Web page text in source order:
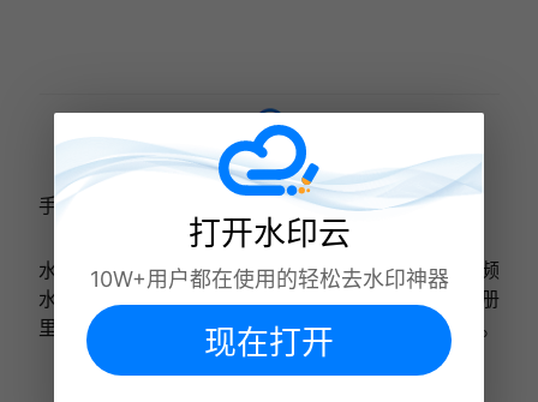
手机去视频水印方法
水印云除了去除图片水印，同样支持在手机上去除视频
水印，只需要选择视频去水印功能，然后本地上传相册
里的视频或者复制网上的视频链接到解析框里就可以。
打开水印云
10W+用户都在使用的轻松去水印神器
现在打开